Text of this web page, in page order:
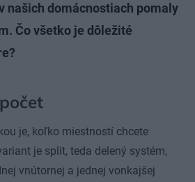
našich domácnostiach pomaly
Čo všetko je dôležité
je, koľko miestností chcete
je split, teda delený systém,
vnútornej a jednej vonkajšej